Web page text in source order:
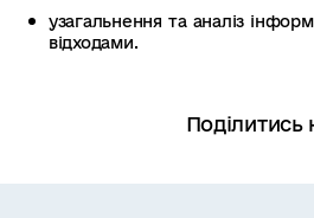
узагальнення та аналіз
відходами.